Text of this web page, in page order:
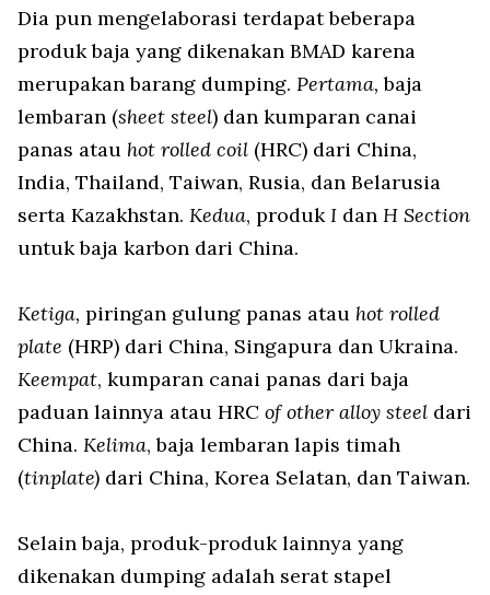
Dia pun mengelaborasi terdapat beberapa
produk baja yang dikenakan BMAD karena
merupakan barang dumping. Pertama, baja
lembaran (sheet steel) dan kumparan canai
panas atau hot rolled coil (HRC) dari China,
India, Thailand, Taiwan, Rusia, dan Belarusia
serta Kazakhstan. Kedua, produkI dan H Section
untuk baja karbon dari China.
Ketiga, piringan gulung panas atau hot rolled
plate (HRP) dari China, Singapura dan Ukraina.
Keempat, kumparan canai panas dari baja
paduan lainnya atau HRC of other alloy steel dari
China. Kelima, baja lembaran lapis timah
(tinplate) dari China, Korea Selatan, dan Taiwan.
Selain baja, produk-produk lainnya yang
dikenakan dumping adalah serat stapel